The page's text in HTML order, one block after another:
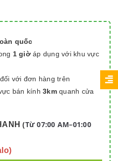
quốc
1 giờáp dụng với khu vực
với đơn hàng trên
bán kính 3kmquanh cửa
(Từ 07:00 AM–01:00